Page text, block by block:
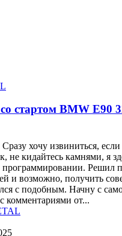
стартом BMW E90
хочу извиниться, если
не кидайтесь камнями, я
Решил
и возможно, получить
с подобным. Начну с
комментариями от...